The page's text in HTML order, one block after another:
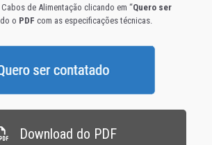
de Alimentação clicando em “Quero ser
o PDF com as especificações técnicas.
Download do PDF